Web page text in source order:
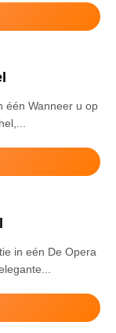
één Wanneer u op
in eén De Opera